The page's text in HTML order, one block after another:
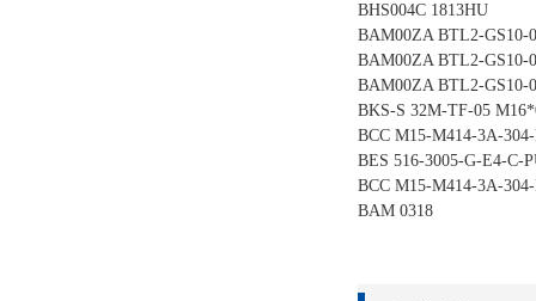
BHS004C 1813HU
BAM00ZA BTL2-GS10-
BAM00ZA BTL2-GS10-
BAM00ZA BTL2-GS10-
BKS-S 32M-TF-05
BCC M15-M414-3A-
BES 516-3005-G-E4-C-
BCC M15-M414-3A-
BAM 0318